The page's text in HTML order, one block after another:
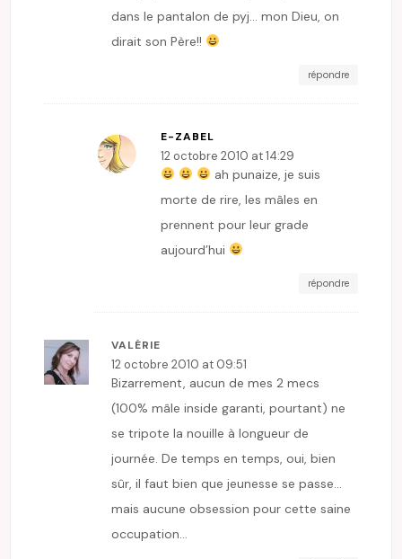
dans le pantalon de pyj… mon Dieu, on
dirait son Père!!
répondre
E-ZABEL
12 octobre 2010 at 14:29
ah punaize, je suis
morte de rire, les mâles en
prennent pour leur grade
aujourd’hui
répondre
VALÉRIE
12 octobre 2010 at 09:51
Bizarrement, aucun de mes 2 mecs
(100% mâle inside garanti, pourtant) ne
se tripote la nouille à longueur de
journée. De temps en temps, oui, bien
sûr, il faut bien que jeunesse se passe…
mais aucune obsession pour cette saine
occupation…